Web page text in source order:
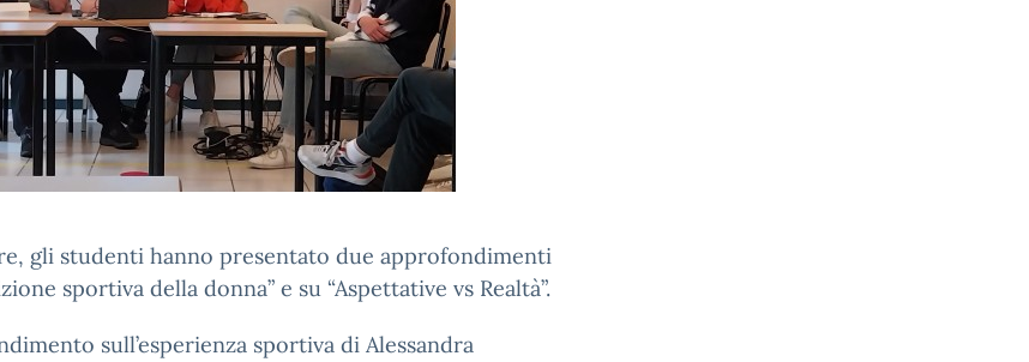
gli studenti hanno presentato due approfondimenti
sportiva della donna” e su “Aspettative vs Realtà”.
sull’esperienza sportiva di Alessandra